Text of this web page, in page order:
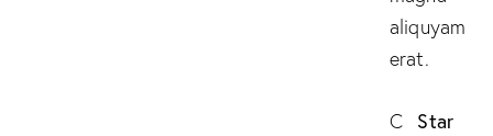
aliquyam
erat.
C
Star